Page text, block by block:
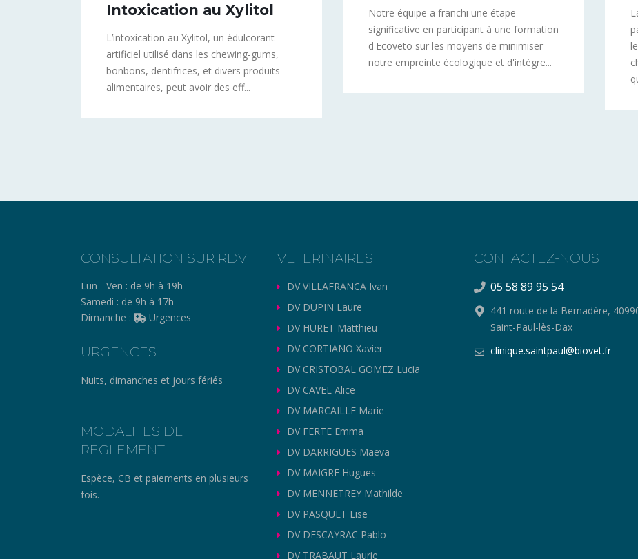
Intoxication au Xylitol
L’intoxication au Xylitol, un édulcorant
artificiel utilisé dans les chewing-gums,
bonbons, dentifrices, et divers produits
alimentaires, peut avoir des eff...
Notre équipe a franchi une étape
significative en participant à une formation
d'Ecoveto sur les moyens de minimiser
notre empreinte écologique et d'intégre...
CONSULTATION SUR RDV
Lun - Ven : de 9h à 19h
Samedi : de 9h à 17h
Dimanche :
Urgences
URGENCES
Nuits, dimanches et jours fériés
MODALITES DE
REGLEMENT
Espèce, CB et paiements en plusieurs
fois.
VETERINAIRES
DV VILLAFRANCA Ivan
DV DUPIN Laure
DV HURET Matthieu
DV CORTIANO Xavier
DV CRISTOBAL GOMEZ Lucia
DV CAVEL Alice
DV MARCAILLE Marie
DV FERTE Emma
DV DARRIGUES Maëva
DV MAIGRE Hugues
DV MENNETREY Mathilde
DV PASQUET Lise
DV DESCAYRAC Pablo
DV TRABAUT Laurie
CONTACTEZ-NOUS
05 58 89 95 54
441 route de la Bernadère,
Saint-Paul-lès-Dax
clinique.saintpaul@biovet.fr